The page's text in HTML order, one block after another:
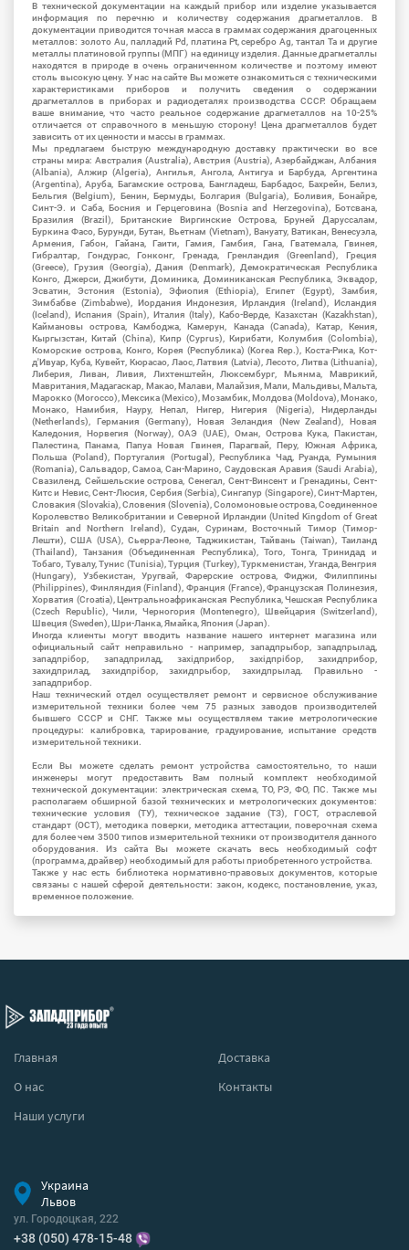
В технической документации на каждый прибор или изделие указывается
информация по перечню и количеству содержания драгметаллов. В
документации приводится точная масса в граммах содержания драгоценных
металлов: золото Au, палладий Pd, платина Pt, серебро Ag, тантал Ta и другие
металлы платиновой группы (МПГ) на единицу изделия. Данные драгметаллы
находятся в природе в очень ограниченном количестве и поэтому имеют
столь высокую цену. У нас на сайте Вы можете ознакомиться с техническими
характеристиками приборов и получить сведения о содержании
драгметаллов в приборах и радиодеталях производства СССР. Обращаем
ваше внимание, что часто реальное содержание драгметаллов на 10-25%
отличается от справочного в меньшую сторону! Цена драгметаллов будет
зависить от их ценности и массы в граммах.
Мы предлагаем быструю международную доставку практически во все
страны мира: Австралия (Australia), Австрия (Austria), Азербайджан, Албания
(Albania), Алжир (Algeria), Ангилья, Ангола, Антигуа и Барбуда, Аргентина
(Argentina), Аруба, Багамские острова, Бангладеш, Барбадос, Бахрейн, Белиз,
Бельгия (Belgium), Бенин, Бермуды, Болгария (Bulgaria), Боливия, Бонайре,
Синт-Э. и Саба, Босния и Герцеговина (Bosnia and Herzegovina), Ботсвана,
Бразилия (Brazil), Британские Виргинские Острова, Бруней Даруссалам,
Буркина Фасо, Бурунди, Бутан, Вьетнам (Vietnam), Вануату, Ватикан, Венесуэла,
Армения, Габон, Гайана, Гаити, Гамия, Гамбия, Гана, Гватемала, Гвинея,
Гибралтар, Гондурас, Гонконг, Гренада, Гренландия (Greenland), Греция
(Greece), Грузия (Georgia), Дания (Denmark), Демократическая Республика
Конго, Джерси, Джибути, Доминика, Доминиканская Республика, Эквадор,
Эсватин, Эстония (Estonia), Эфиопия (Ethiopia), Египет (Egypt), Замбия,
Зимбабве (Zimbabwe), Иордания Индонезия, Ирландия (Ireland), Исландия
(Iceland), Испания (Spain), Италия (Italy), Кабо-Верде, Казахстан (Kazakhstan),
Каймановы острова, Камбоджа, Камерун, Канада (Canada), Катар, Кения,
Кыргызстан, Китай (China), Кипр (Cyprus), Кирибати, Колумбия (Colombia),
Коморские острова, Конго, Корея (Республика) (Korea Rep.), Коста-Рика, Кот-
д'Ивуар, Куба, Кувейт, Кюрасао, Лаос, Латвия (Latvia), Лесото, Литва (Lithuania),
Либерия, Ливан, Ливия, Лихтенштейн, Люксембург, Мьянма, Маврикий,
Мавритания, Мадагаскар, Макао, Малави, Малайзия, Мали, Мальдивы, Мальта,
Марокко (Morocco), Мексика (Mexico), Мозамбик, Молдова (Moldova), Монако,
Монако, Намибия, Науру, Непал, Нигер, Нигерия (Nigeria), Нидерланды
(Netherlands), Германия (Germany), Новая Зеландия (New Zealand), Новая
Каледония, Норвегия (Norway), ОАЭ (UAE), Оман, Острова Кука, Пакистан,
Палестина, Панама, Папуа Новая Гвинея, Парагвай, Перу, Южная Африка,
Польша (Poland), Португалия (Portugal), Республика Чад, Руанда, Румыния
(Romania), Сальвадор, Самоа, Сан-Марино, Саудовская Аравия (Saudi Arabia),
Свазиленд, Сейшельские острова, Сенегал, Сент-Винсент и Гренадины, Сент-
Китс и Невис, Сент-Люсия, Сербия (Serbia), Сингапур (Singapore), Синт-Мартен,
Словакия (Slovakia), Словения (Slovenia), Соломоновые острова, Соединенное
Королевство Великобритании и Северной Ирландии (United Kingdom of Great
Britain and Northern Ireland), Судан, Суринам, Восточный Тимор (Тимор-
Лешти), США (USA), Сьерра-Леоне, Таджикистан, Тайвань (Taiwan), Таиланд
(Thailand), Танзания (Объединенная Республика), Того, Тонга, Тринидад и
Тобаго, Тувалу, Тунис (Tunisia), Турция (Turkey), Туркменистан, Уганда, Венгрия
(Hungary), Узбекистан, Уругвай, Фарерские острова, Фиджи, Филиппины
(Philippines), Финляндия (Finland), Франция (France), Французская Полинезия,
Хорватия (Croatia), Центральноафриканская Республика, Чешская Республика
(Czech Republic), Чили, Черногория (Montenegro), Швейцария (Switzerland),
Швеция (Sweden), Шри-Ланка, Ямайка, Япония (Japan).
Иногда клиенты могут вводить название нашего интернет магазина или
официальный сайт неправильно - например, западпрыбор, западпрылад,
западпрібор, западприлад, західприбор, західпрібор, захидприбор,
захидприлад, захидпрібор, захидпрыбор, захидпрылад. Правильно -
западприбор.
Наш технический отдел осуществляет ремонт и сервисное обслуживание
измерительной техники более чем 75 разных заводов производителей
бывшего СССР и СНГ. Также мы осуществляем такие метрологические
процедуры: калибровка, тарирование, градуирование, испытание средств
измерительной техники.
Если Вы можете сделать ремонт устройства самостоятельно, то наши
инженеры могут предоставить Вам полный комплект необходимой
технической документации: электрическая схема, ТО, РЭ, ФО, ПС. Также мы
располагаем обширной базой технических и метрологических документов:
технические условия (ТУ), техническое задание (ТЗ), ГОСТ, отраслевой
стандарт (ОСТ), методика поверки, методика аттестации, поверочная схема
для более чем 3500 типов измерительной техники от производителя данного
оборудования. Из сайта Вы можете скачать весь необходимый софт
(программа, драйвер) необходимый для работы приобретенного устройства.
Также у нас есть библиотека нормативно-правовых документов, которые
связаны с нашей сферой деятельности: закон, кодекс, постановление, указ,
временное положение.
Главная
Доставка
О нас
Контакты
Наши услуги
Украина
Львов
ул. Городоцкая, 222
+38 (050) 478-15-48